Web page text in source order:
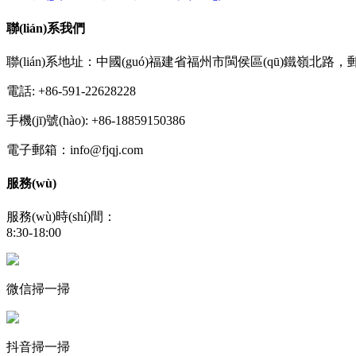
聯(lián)系我們
聯(lián)系地址：中國(guó)福建省福州市閩侯區(qū)鐵嶺北路，
電話: +86-591-22628228
手機(jī)號(hào): +86-18859150386
電子郵箱：info@fjqj.com
服務(wù)
服務(wù)時(shí)間：
8:30-18:00
微信掃一掃
抖音掃一掃